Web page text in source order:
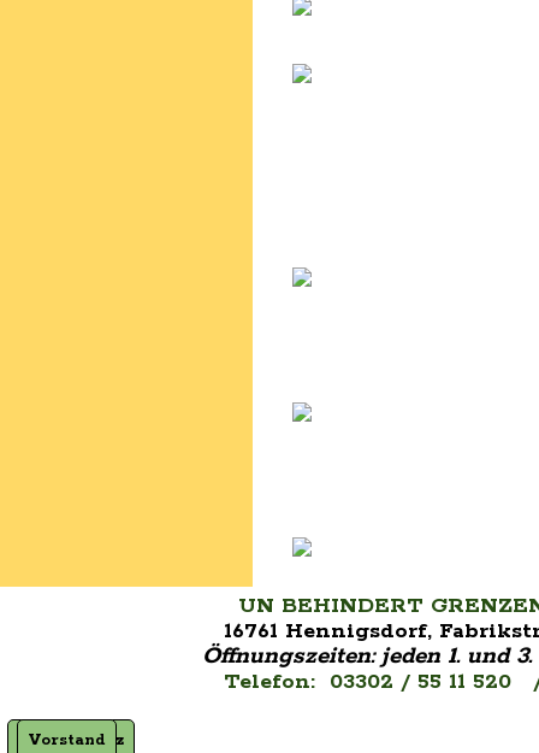
UN BEHINDERT
16761 Hennigsdorf,
Öffnungszeiten:jeden 1. und
Telefon: 03302 / 55 11
Vorstand
Satzung
Impressum
Datenschutz